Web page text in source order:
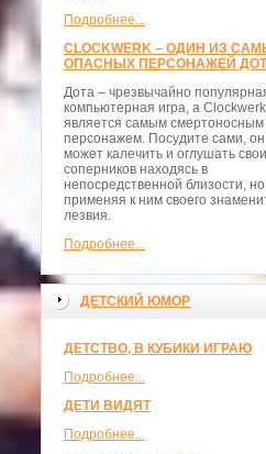
Подробнее...
CLOCKWERK – ОДИН ИЗ
ОПАСНЫХ ПЕРСОНАЖЕЙ
Дота – чрезвычайно
компьютерная игра, а Clockwerk
является самым смертоносным
персонажем. Посудите сами, он
может калечить и оглушать
соперников находясь в
непосредственной близости,
применяя к ним своего
лезвия.
Подробнее...
ДЕТСКИЙ ЮМОР
ДЕТСТВО, В КУБИКИ ИГРАЮ
Подробнее...
ДЕТИ ВИДЯТ
Подробнее...